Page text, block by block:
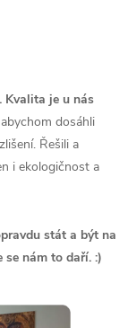
Kvalita je u nás
dosáhli
Řešili a
i ekologičnost a
stát a být na
se nám to daří. :)